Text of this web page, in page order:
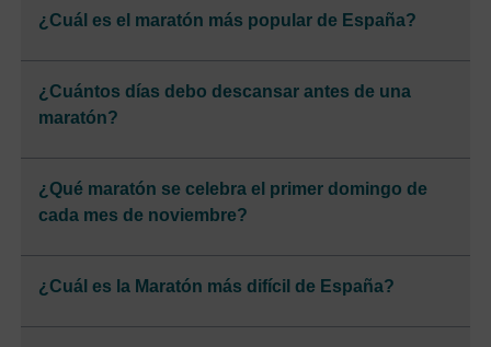
¿Cuál es el maratón más popular de España?
¿Cuántos días debo descansar antes de una
maratón?
¿Qué maratón se celebra el primer domingo de
cada mes de noviembre?
¿Cuál es la Maratón más difícil de España?